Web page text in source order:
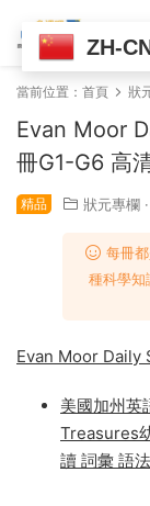
當前位置： 首頁 狀
Evan Moor
冊G1-G6 高
精品 狀元專欄 ·
每冊
種科學知
Evan Moor Daily
美國加州
Treasures
讀 詞彙 語
ZH-